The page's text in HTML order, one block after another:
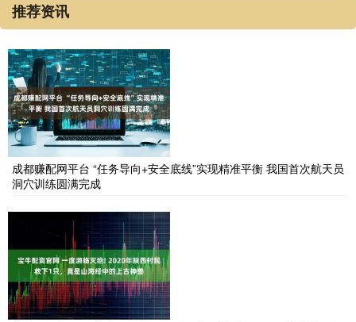
推荐资讯
成都赚配网平台 “任务导向+安全底线”实现精准平衡 我国首次航天员
洞穴训练圆满完成